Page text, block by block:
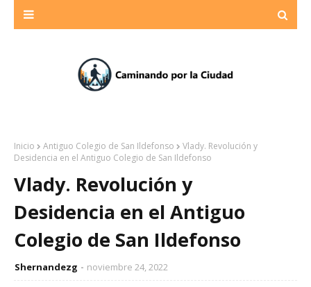
Inicio Antiguo Colegio de San Ildefonso
Vlady. Revolución y
Desidencia en el Antiguo Colegio de San Ildefonso
Vlady. Revolución y
Desidencia en el Antiguo
Colegio de San Ildefonso
Shernandezg noviembre 24, 2022